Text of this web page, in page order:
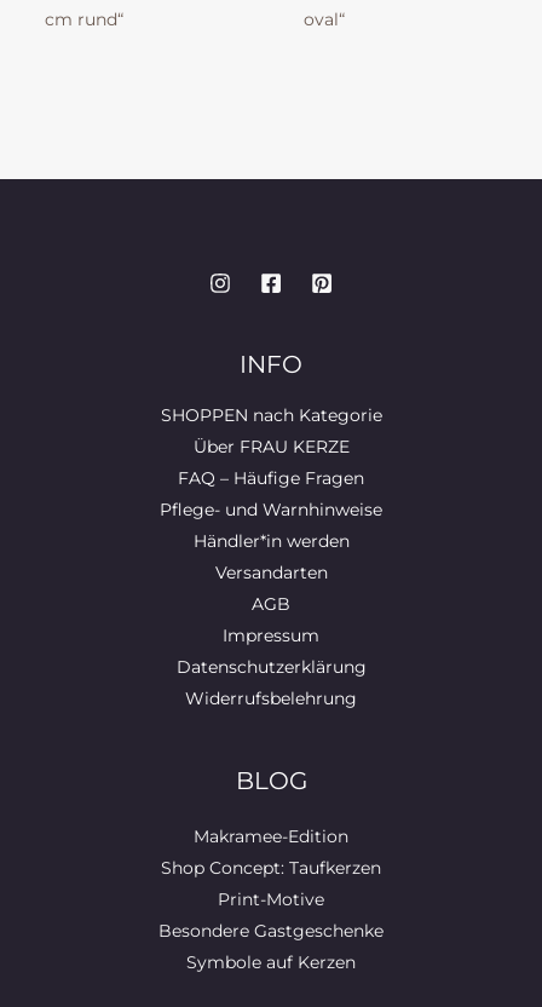
cm rund“
oval“
INFO
SHOPPEN nach Kategorie
Über FRAU KERZE
FAQ – Häufige Fragen
Pflege- und Warnhinweise
Händler*in werden
Versandarten
AGB
Impressum
Datenschutzerklärung
Widerrufsbelehrung
BLOG
Makramee-Edition
Shop Concept: Taufkerzen
Print-Motive
Besondere Gastgeschenke
Symbole auf Kerzen